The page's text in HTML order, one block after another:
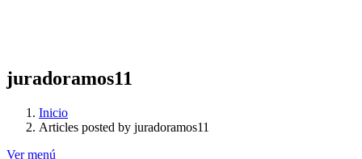
juradoramos11
Inicio
Articles posted by juradoramos11
Ver menú